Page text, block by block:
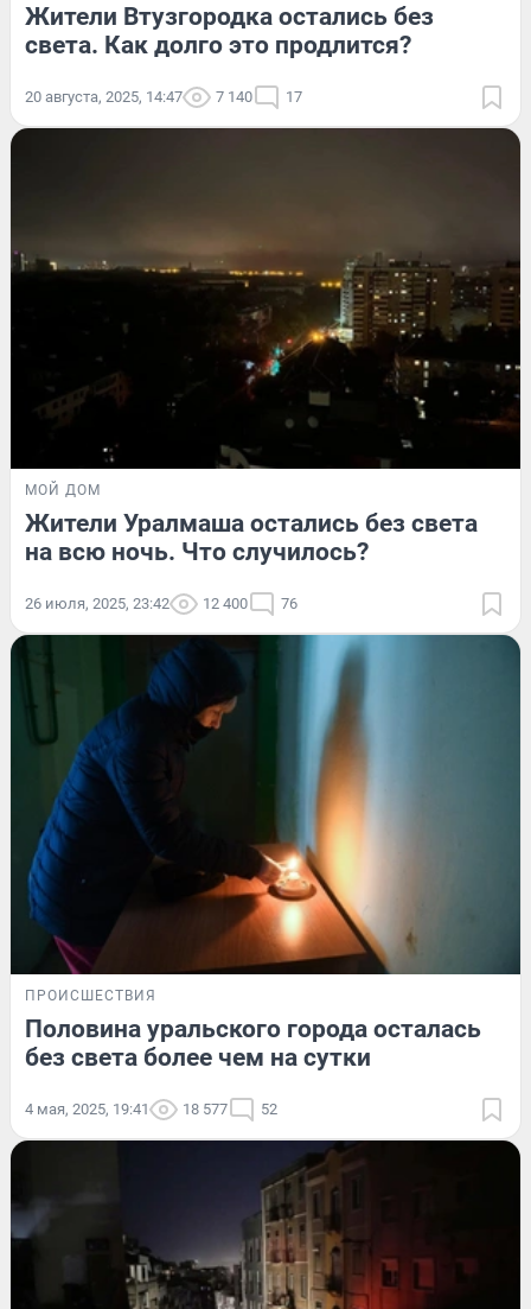
Жители Втузгородка остались без
света. Как долго это продлится?
20 августа, 2025, 14:47 7 140 17
МОЙ ДОМ
Жители Уралмаша остались без света
на всю ночь. Что случилось?
26 июля, 2025, 23:42 12 400 76
ПРОИСШЕСТВИЯ
Половина уральского города осталась
без света более чем на сутки
4 мая, 2025, 19:41 18 577 52